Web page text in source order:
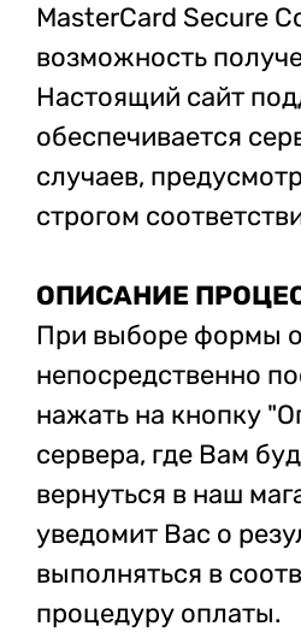
MasterCard Secure
возможность
Настоящий сайт
обеспечивается
случаев,
строгом
ОПИСАНИЕ
При выборе формы
непосредственно
нажать на кнопку
сервера, где Вам
вернуться в наш
уведомит Вас о
выполняться в
процедуру оплаты.